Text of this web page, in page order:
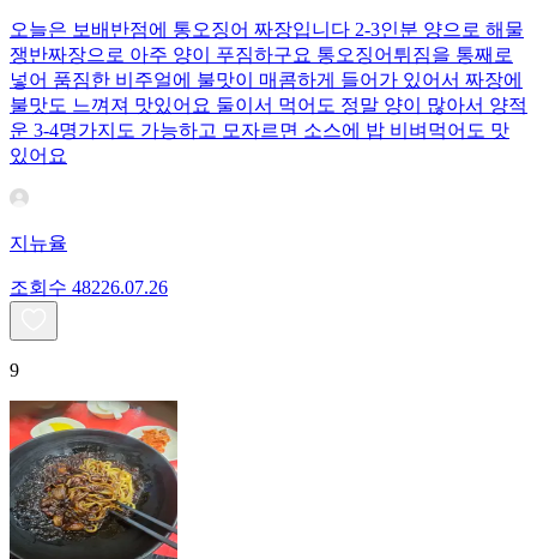
오늘은 보배반점에 통오징어 짜장입니다 2-3인분 양으로 해물
쟁반짜장으로 아주 양이 푸짐하구요 통오징어튀짐을 통째로
넣어 품짐한 비주얼에 불맛이 매콤하게 들어가 있어서 짜장에
불맛도 느껴져 맛있어요 둘이서 먹어도 정말 양이 많아서 양적
운 3-4명가지도 가능하고 모자르면 소스에 밥 비벼먹어도 맛
있어요
지뉴율
조회수 48226.07.26
9